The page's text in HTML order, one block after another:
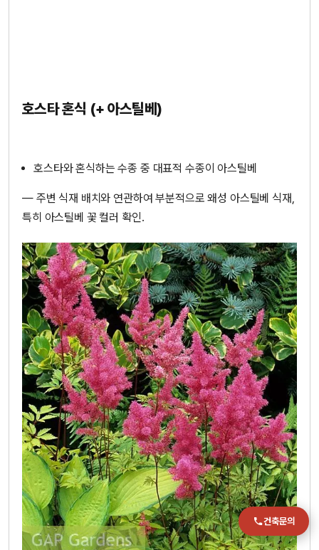
호스타 혼식 (+ 아스틸베)
호스타와 혼식하는 수종 중 대표적 수종이 아스틸베
— 주변 식재 배치와 연관하여 부분적으로 왜성 아스틸베 식재,
특히 아스틸베 꽃 컬러 확인.
건축문의
전화
051-711-2397
이메일
jmc@chiho.co.kr
주소
부산 강서구 명지국제2로 41
POSCO 샤인오피스 306호
운영시간
월–금 09:00–18:00